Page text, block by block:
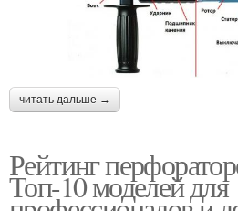
читать дальше →
Рейтинг
Топ-10 моделей для